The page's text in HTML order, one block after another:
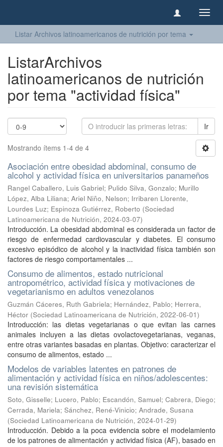
Listar Archivos latinoamericanos de nutrición por tema
ListarArchivos
latinoamericanos de nutrición
por tema "actividad física"
Ir
Mostrando ítems 1-4 de 4
Asociación entre obesidad abdominal, consumo de
alcohol y actividad física en universitarios panameños
Rangel Caballero, Luis Gabriel; Pulido Silva, Gonzalo; Murillo
López, Alba Liliana; Ariel Niño, Nelson; Irribaren Llorente,
Lourdes Luz; Espinoza Gutiérrez, Roberto (Sociedad
Latinoamericana de Nutrición, 2024-03-07)
Introducción. La obesidad abdominal es considerada un factor de
riesgo de enfermedad cardiovascular y diabetes. El consumo
excesivo episódico de alcohol y la inactividad física también son
factores de riesgo comportamentales ...
Consumo de alimentos, estado nutricional
antropométrico, actividad física y motivaciones de
vegetarianismo en adultos venezolanos
Guzmán Cáceres, Ruth Gabriela; Hernández, Pablo; Herrera,
Héctor (Sociedad Latinoamericana de Nutrición, 2022-06-01)
Introducción: las dietas vegetarianas o que evitan las carnes
animales incluyen a las dietas ovolactovegetarianas, veganas,
entre otras variantes basadas en plantas. Objetivo: caracterizar el
consumo de alimentos, estado ...
Modelos de variables latentes en patrones de
alimentación y actividad física en niños/adolescentes:
una revisión sistemática
Soto, Gisselle; Lucero, Pablo; Escandón, Samuel; Cabrera, Diego;
Cerrada, Mariela; Sánchez, René-Vinicio; Andrade, Susana
(Sociedad Latinoamericana de Nutrición, 2024-01-29)
Introducción. Debido a la poca evidencia sobre el modelamiento
de los patrones de alimentación y actividad física (AF), basado en